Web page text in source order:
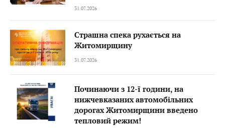
31.07.2026
Страшна спека рухається на
Житомирщину
31.07.2026
Починаючи з 12-ї години, на
нижчевказаних автомобільних
дорогах Житомирщини введено
тепловий режим!